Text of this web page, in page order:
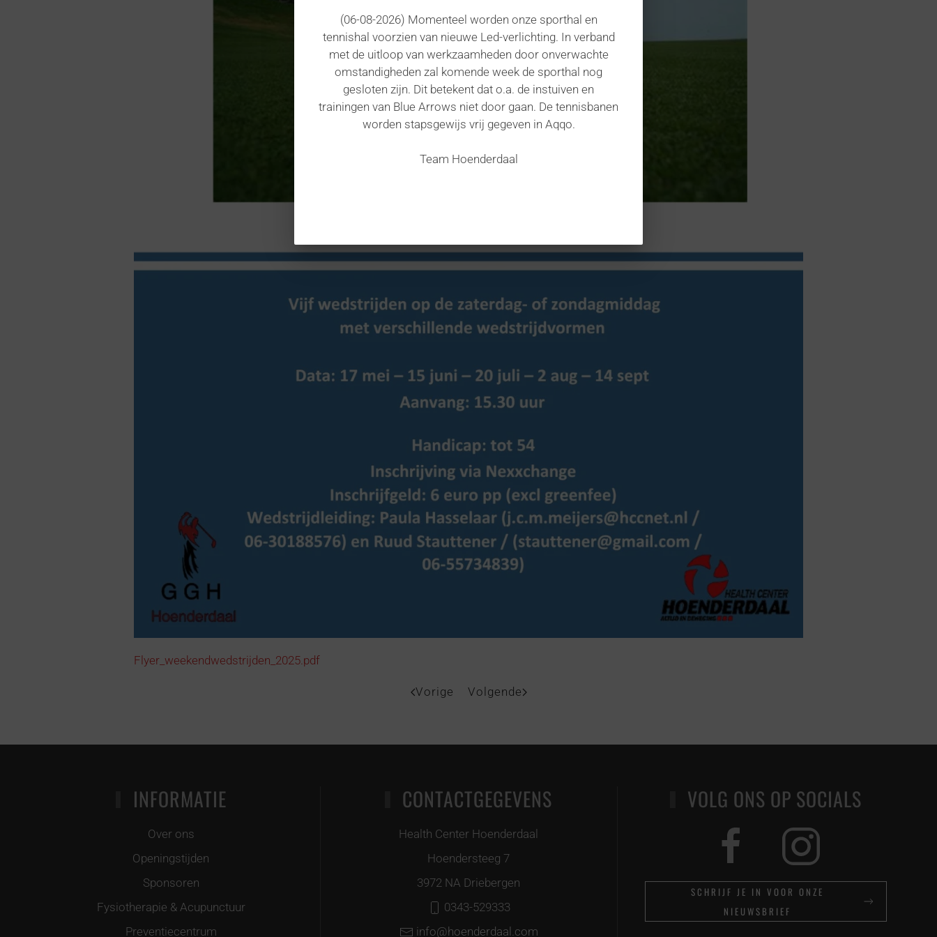
Flyer_weekendwedstrijden_2025.pdf
Vorige Volgende
INFORMATIE
Over ons
Openingstijden
Sponsoren
Fysiotherapie & Acupunctuur
Preventiecentrum
CONTACTGEGEVENS
Health Center Hoenderdaal
Hoendersteeg 7
3972 NA Driebergen
0343-529333
info@hoenderdaal.com
VOLG ONS OP SOCIALS
SCHRIJF JE IN VOOR ONZE
NIEUWSBRIEF
(06-08-2026) Momenteel worden onze sporthal en
tennishal voorzien van nieuwe Led-verlichting. In verband
met de uitloop van werkzaamheden door onverwachte
omstandigheden zal komende week de sporthal nog
gesloten zijn. Dit betekent dat o.a. de instuiven en
trainingen van Blue Arrows niet door gaan. De tennisbanen
worden stapsgewijs vrij gegeven in Aqqo.
Team Hoenderdaal